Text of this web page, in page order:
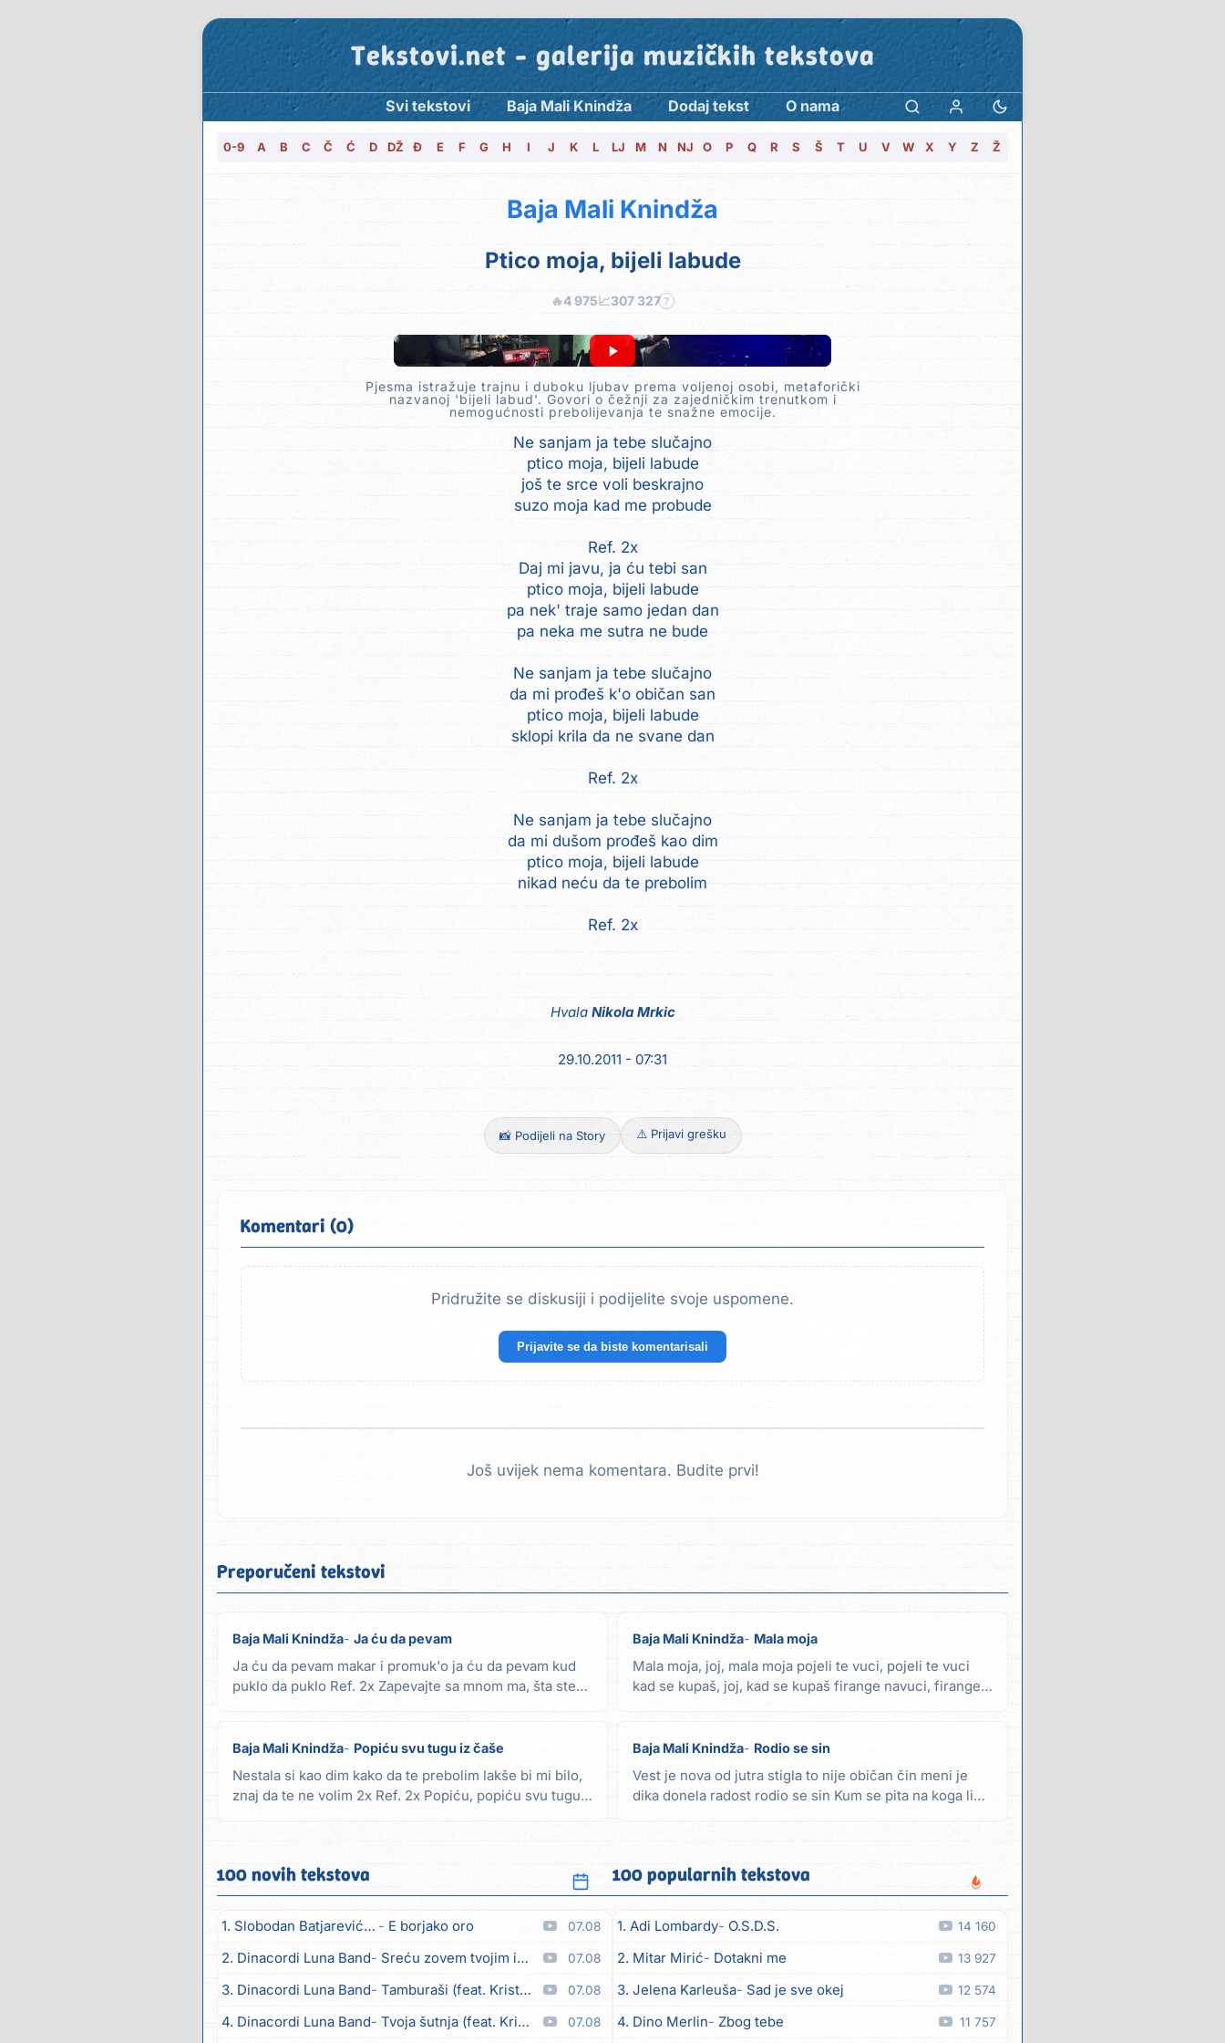
Tekstovi.net - galerija muzičkih tekstova
Svi tekstovi Baja Mali Knindža Dodaj tekst O nama
0-9 A B C Č Ć D DŽ Đ E F G H I J K L LJ M N NJ O P Q R S Š T U V W X Y Z Ž
Baja Mali Knindža
Ptico moja, bijeli labude
🔥4 975📈307 327 ?
Pjesma istražuje trajnu i duboku ljubav prema voljenoj osobi, metaforički
nazvanoj 'bijeli labud'. Govori o čežnji za zajedničkim trenutkom i
nemogućnosti prebolijevanja te snažne emocije.
Ne sanjam ja tebe slučajno
ptico moja, bijeli labude
još te srce voli beskrajno
suzo moja kad me probude
Ref. 2x
Daj mi javu, ja ću tebi san
ptico moja, bijeli labude
pa nek' traje samo jedan dan
pa neka me sutra ne bude
Ne sanjam ja tebe slučajno
da mi prođeš k'o običan san
ptico moja, bijeli labude
sklopi krila da ne svane dan
Ref. 2x
Ne sanjam ja tebe slučajno
da mi dušom prođeš kao dim
ptico moja, bijeli labude
nikad neću da te prebolim
Ref. 2x
Hvala Nikola Mrkic
29.10.2011 - 07:31
📸 Podijeli na Story ⚠️ Prijavi grešku
Komentari (0)
Pridružite se diskusiji i podijelite svoje uspomene.
Prijavite se da biste komentarisali
Još uvijek nema komentara. Budite prvi!
Preporučeni tekstovi
Baja Mali Knindža Ja ću da pevam
Ja ću da pevam makar i promuk'o ja ću da pevam kud
puklo da puklo Ref. 2x Zapevajte sa mnom ma, šta ste
Baja Mali Knindža Mala moja
Mala moja, joj, mala moja pojeli te vuci, pojeli te vuci
kad se kupaš, joj, kad se kupaš firange navuci, firange
Baja Mali Knindža Popiću svu tugu iz čaše
Nestala si kao dim kako da te prebolim lakše bi mi bilo,
znaj da te ne volim 2x Ref. 2x Popiću, popiću svu tugu
Baja Mali Knindža Rodio se sin
Vest je nova od jutra stigla to nije običan čin meni je
dika donela radost rodio se sin Kum se pita na koga liči
100 novih tekstova
1. Slobodan Batjarević Čobe E borjako oro 07.08
2. Dinacordi Luna Band Sreću zovem tvojim imenom (feat. Kristina Smetko) 07.08
3. Dinacordi Luna Band Tamburaši (feat. Kristina Smetko) 07.08
4. Dinacordi Luna Band Tvoja šutnja (feat. Kristina Smetko) 07.08
100 popularnih tekstova
1. Adi Lombardy O.S.D.S. 14 160
2. Mitar Mirić Dotakni me 13 927
3. Jelena Karleuša Sad je sve okej 12 574
4. Dino Merlin Zbog tebe 11 757